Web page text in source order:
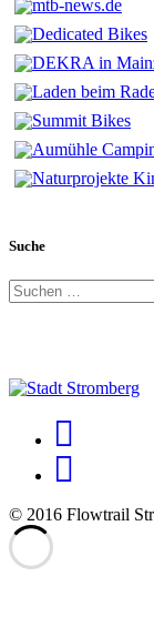
Suche
Suchen
nach:
© 2016 Flowtrail